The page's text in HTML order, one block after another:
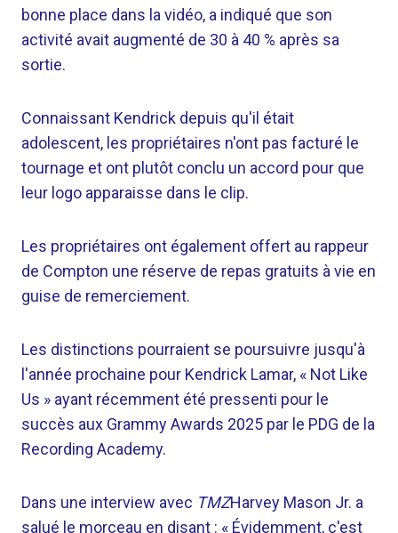
bonne place dans la vidéo, a indiqué que son
activité avait augmenté de 30 à 40 % après sa
sortie.
Connaissant Kendrick depuis qu'il était
adolescent, les propriétaires n'ont pas facturé le
tournage et ont plutôt conclu un accord pour que
leur logo apparaisse dans le clip.
Les propriétaires ont également offert au rappeur
de Compton une réserve de repas gratuits à vie en
guise de remerciement.
Les distinctions pourraient se poursuivre jusqu'à
l'année prochaine pour Kendrick Lamar, « Not Like
Us » ayant récemment été pressenti pour le
succès aux Grammy Awards 2025 par le PDG de la
Recording Academy.
Dans une interview avec TMZHarvey Mason Jr. a
salué le morceau en disant : « Évidemment, c'est